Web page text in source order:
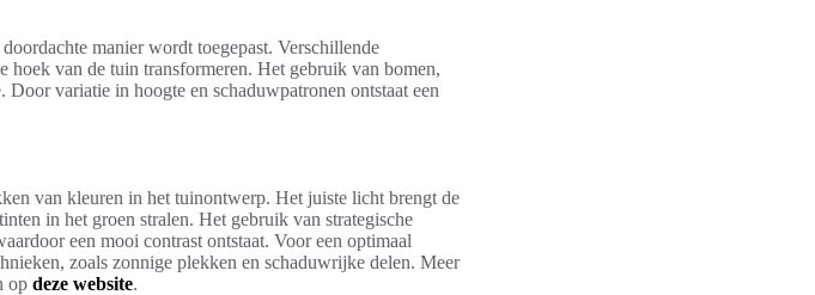
manier wordt toegepast. Verschillende
hoek van de tuin transformeren. Het gebruik van bomen,
Door variatie in hoogte en schaduwpatronen ontstaat een
van kleuren in het tuinontwerp. Het juiste licht brengt de
in het groen stralen. Het gebruik van strategische
een mooi contrast ontstaat. Voor een optimaal
zoals zonnige plekken en schaduwrijke delen. Meer
op deze website.